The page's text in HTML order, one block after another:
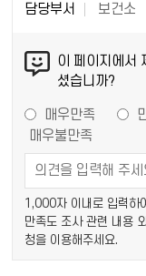
담당부서 보건소
이 페이지에서
셨습니까?
매우만족
매우불만족
1,000자 이내로 입력하
만족도 조사 관련 내용
청을 이용해주세요.